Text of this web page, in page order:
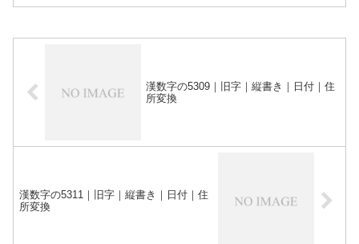
漢数字の5309｜旧字｜縦書き｜日付｜住
所変換
漢数字の5311｜旧字｜縦書き｜日付｜住
所変換